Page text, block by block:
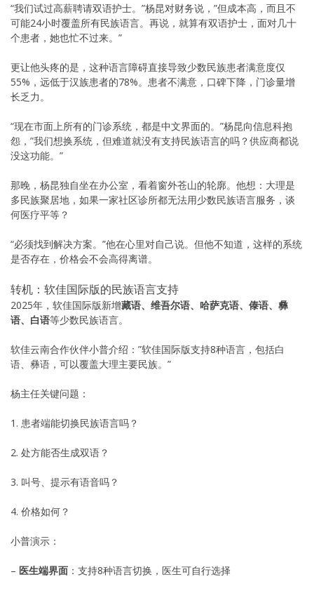
“我们试过高薪聘请双语护士。”杨昆对财务说，”但成本高，而且不
可能24小时覆盖所有民族语言。再说，就算有双语护士，面对几十
个患者，她也忙不过来。”
更让他头疼的是，这种语言障碍直接导致少数民族患者满意度仅
55%，远低于汉族患者的78%。患者不满意，口碑下降，门诊量增
长乏力。
“现在市面上所有的门诊系统，都是中文界面的。”杨昆向信息科抱
怨，”我们想换系统，但难道就没有支持民族语言的吗？供应商都说
没这功能。”
那晚，杨昆独自坐在办公室，看着窗外苍山的轮廓。他想：大理是
多民族聚居地，如果一家社区诊所都无法用少数民族语言服务，谈
何医疗平等？
“必须找到解决方案。”他在心里对自己说。但他不知道，这样的系统
是否存在，价格会不会高得离谱。
转机：软佳国际版的民族语言支持
2025年，软佳国际版新增藏语、维吾尔语、哈萨克语、傣语、彝
语、白语等少数民族语言。
软佳云南合作伙伴小普介绍：”软佳国际版支持8种语言，包括白
语、彝语，可以覆盖大理主要民族。”
杨主任关键问题：
1. 患者端能切换民族语言吗？
2. 处方能否生成双语？
3. 叫号、提示有语音吗？
4. 价格如何？
小普演示：
– 医生端界面 ：支持8种语言切换，医生可自行选择